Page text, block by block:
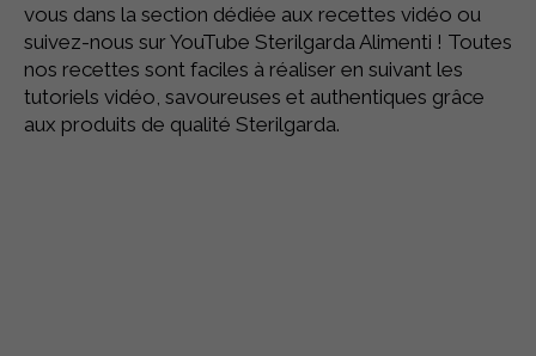
vous dans la section dédiée aux recettes vidéo ou
suivez-nous sur YouTube Sterilgarda Alimenti ! Toutes
nos recettes sont faciles à réaliser en suivant les
tutoriels vidéo, savoureuses et authentiques grâce
aux produits de qualité Sterilgarda.